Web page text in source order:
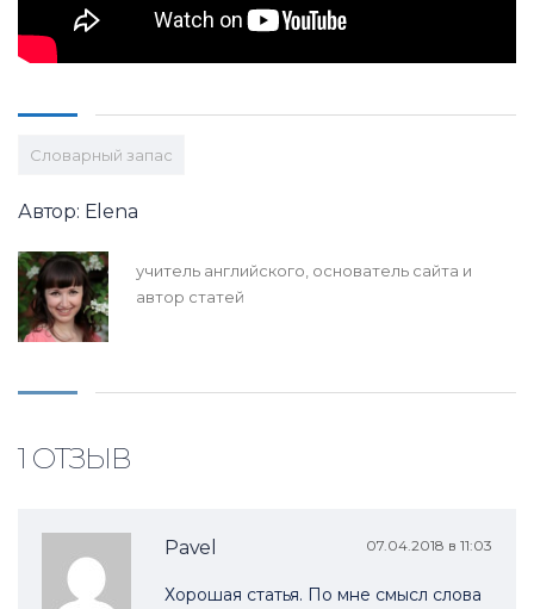
Словарный запас
Автор: Elena
учитель английского, основатель сайта и
автор статей
1 ОТЗЫВ
Pavel 07.04.2018 в 11:03
Хорошая статья. По мне смысл слова